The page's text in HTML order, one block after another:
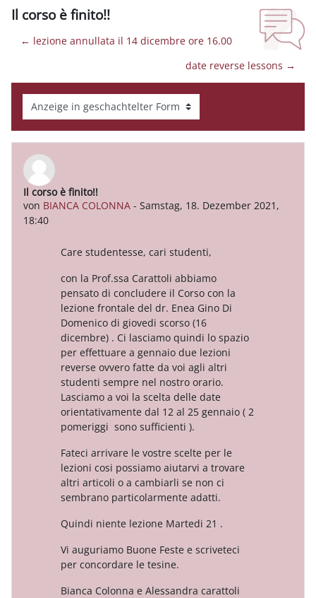
Il corso è finito!!
← lezione annullata il 14 dicembre ore 16.00
date reverse lessons →
Anzeigemodus
Il corso è finito!!
von BIANCA COLONNA - Samstag, 18. Dezember 2021,
18:40
Anzahl Antworten: 0
Care studentesse, cari studenti,
con la Prof.ssa Carattoli abbiamo
pensato di concludere il Corso con la
lezione frontale del dr. Enea Gino Di
Domenico di giovedi scorso (16
dicembre) . Ci lasciamo quindi lo spazio
per effettuare a gennaio due lezioni
reverse ovvero fatte da voi agli altri
studenti sempre nel nostro orario.
Lasciamo a voi la scelta delle date
orientativamente dal 12 al 25 gennaio ( 2
pomeriggi sono sufficienti ).
Fateci arrivare le vostre scelte per le
lezioni cosi possiamo aiutarvi a trovare
altri articoli o a cambiarli se non ci
sembrano particolarmente adatti.
Quindi niente lezione Martedi 21 .
Vi auguriamo Buone Feste e scriveteci
per concordare le tesine.
Bianca Colonna e Alessandra carattoli